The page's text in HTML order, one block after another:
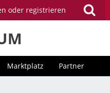
oder registrieren
Marktplatz Partner